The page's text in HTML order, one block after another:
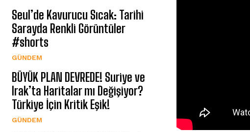
Seul’de Kavurucu Sıcak: Tarihi
Sarayda Renkli Görüntüler
#shorts
GÜNDEM
BÜYÜK PLAN DEVREDE! Suriye ve
Irak’ta Haritalar mı Değişiyor?
Türkiye İçin Kritik Eşik!
GÜNDEM